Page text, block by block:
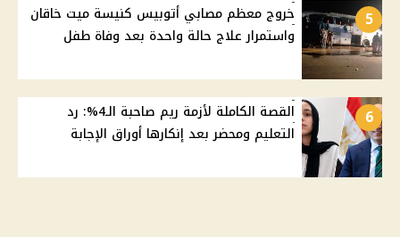
5
خروج معظم مصابي أتوبيس كنيسة ميت خاقان
واستمرار علاج حالة واحدة بعد وفاة طفل
6
القصة الكاملة لأزمة ريم صاحبة الـ4%: رد
التعليم ومحضر بعد إنكارها أوراق الإجابة